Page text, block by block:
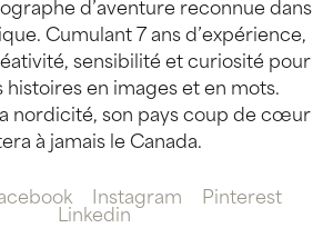
d’aventure reconnue dans
Cumulant 7 ans d’expérience,
sensibilité et curiosité pour
histoires en images et en mots.
nordicité, son pays coup de cœur
à jamais le Canada.
Instagram
Pinterest
Linkedin